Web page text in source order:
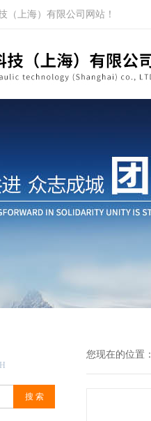
（上海）有限公司网站！
您现在的位置：